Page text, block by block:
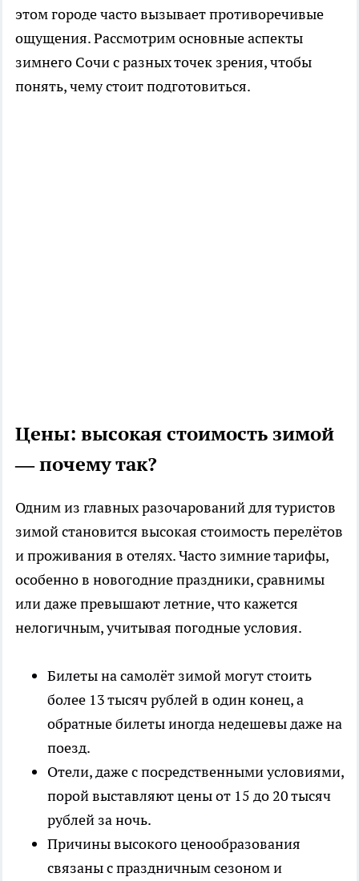
этом городе часто вызывает противоречивые
ощущения. Рассмотрим основные аспекты
зимнего Сочи с разных точек зрения, чтобы
понять, чему стоит подготовиться.
Цены: высокая стоимость зимой
— почему так?
Одним из главных разочарований для туристов
зимой становится высокая стоимость перелётов
и проживания в отелях. Часто зимние тарифы,
особенно в новогодние праздники, сравнимы
или даже превышают летние, что кажется
нелогичным, учитывая погодные условия.
Билеты на самолёт зимой могут стоить
более 13 тысяч рублей в один конец, а
обратные билеты иногда недешевы даже на
поезд.
Отели, даже с посредственными условиями,
порой выставляют цены от 15 до 20 тысяч
рублей за ночь.
Причины высокого ценообразования
связаны с праздничным сезоном и